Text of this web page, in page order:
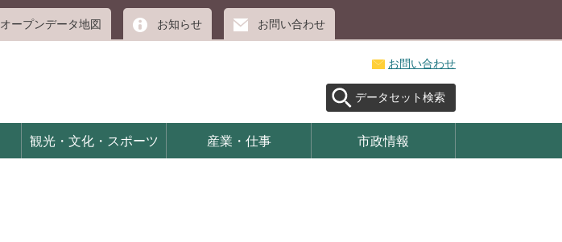
オープンデータ地図 お知らせ お問い合わせ
お問い合わせ
データセット検索
観光・文化・スポーツ 産業・仕事 市政情報